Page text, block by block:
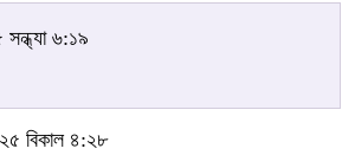
৬:১৯
বিকাল ৪:২৮